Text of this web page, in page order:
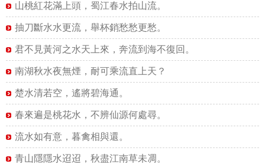
山桃紅花滿上頭，蜀江春水拍山流。
抽刀斷水水更流，舉杯銷愁愁更愁。
君不見黃河之水天上來，奔流到海不復回。
南湖秋水夜無煙，耐可乘流直上天？
楚水清若空，遙將碧海通。
春來遍是桃花水，不辨仙源何處尋。
流水如有意，暮禽相與還。
青山隱隱水迢迢，秋盡江南草未凋。